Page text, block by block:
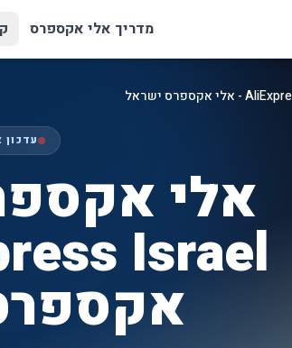
מדריך אלי אקספרס
עדכון
אלי